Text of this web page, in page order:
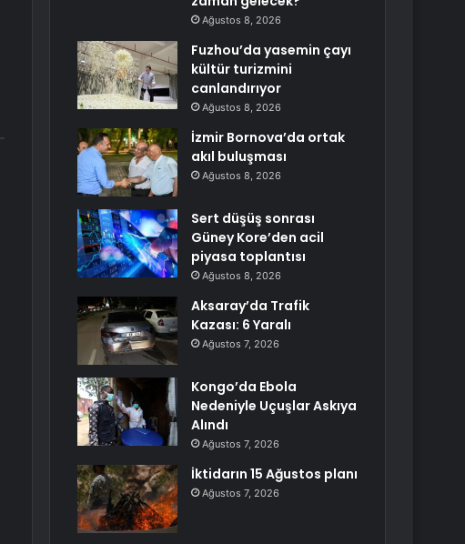
Ağustos 8, 2026
Fuzhou’da yasemin çayı
kültür turizmini
canlandırıyor
Ağustos 8, 2026
İzmir Bornova’da ortak
akıl buluşması
Ağustos 8, 2026
Sert düşüş sonrası
Güney Kore’den acil
piyasa toplantısı
Ağustos 8, 2026
Aksaray’da Trafik
Kazası: 6 Yaralı
Ağustos 7, 2026
Kongo’da Ebola
Nedeniyle Uçuşlar Askıya
Alındı
Ağustos 7, 2026
İktidarın 15 Ağustos planı
Ağustos 7, 2026